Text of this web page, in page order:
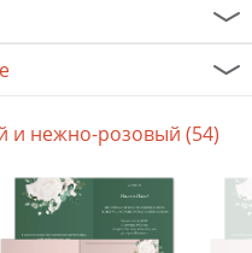
и нежно-розовый (54)